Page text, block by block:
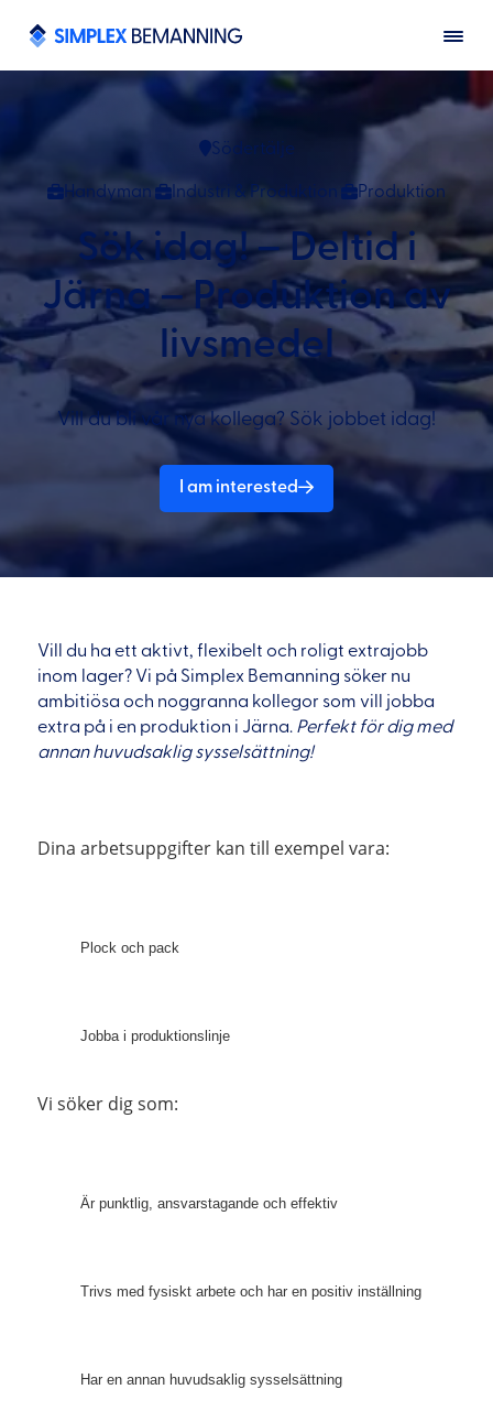
Södertälje
Handyman Industri & Produktion Produktion
Sök idag! – Deltid i
Järna – Produktion av
livsmedel
Vill du bli vår nya kollega? Sök jobbet idag!
I am interested
Vill du ha ett aktivt, flexibelt och roligt extrajobb
inom lager? Vi på Simplex Bemanning söker nu
ambitiösa och noggranna kollegor som vill jobba
extra på i en produktion i Järna. Perfekt för dig med
annan huvudsaklig sysselsättning!
Dina arbetsuppgifter kan till exempel vara:
Plock och pack
Jobba i produktionslinje
Vi söker dig som:
Är punktlig, ansvarstagande och effektiv
Trivs med fysiskt arbete och har en positiv inställning
Har en annan huvudsaklig sysselsättning